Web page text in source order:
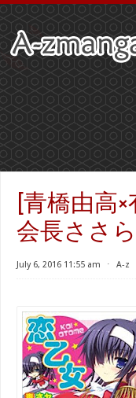
[青橋由高
会長ささ
July 6, 2016 11:55 am ⋅ A-z